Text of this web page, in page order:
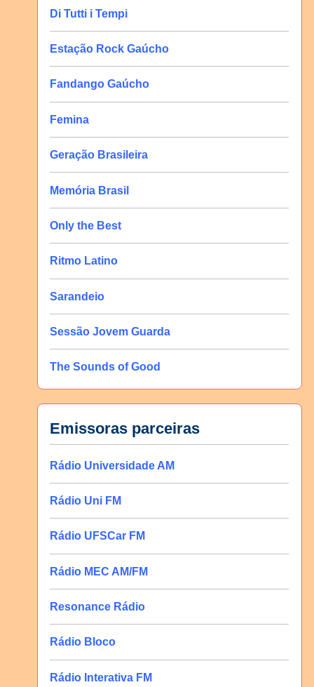
Di Tutti i Tempi
Estação Rock Gaúcho
Fandango Gaúcho
Femina
Geração Brasileira
Memória Brasil
Only the Best
Ritmo Latino
Sarandeio
Sessão Jovem Guarda
The Sounds of Good
Emissoras parceiras
Rádio Universidade AM
Rádio Uni FM
Rádio UFSCar FM
Rádio MEC AM/FM
Resonance Rádio
Rádio Bloco
Rádio Interativa FM